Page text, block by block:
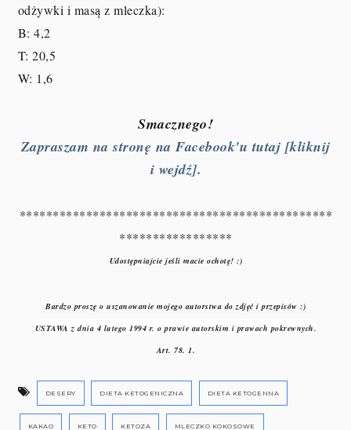
odżywki i masą z mleczka):
B: 4,2
T: 20,5
W: 1,6
Smacznego!
Zapraszam na stronę na Facebook'u tutaj [kliknij
i wejdź].
***********************************************
*****************
Udostępniajcie jeśli macie ochotę! :)
Bardzo proszę o uszanowanie mojego autorstwa do zdjęć i przepisów :)
USTAWA z dnia 4 lutego 1994 r. o prawie autorskim i prawach pokrewnych.
Art. 78. 1.
DESERY DIETA KETOGENICZNA DIETA KETOGENNA
KAKAO KETO KETOZA MLECZKO KOKOSOWE